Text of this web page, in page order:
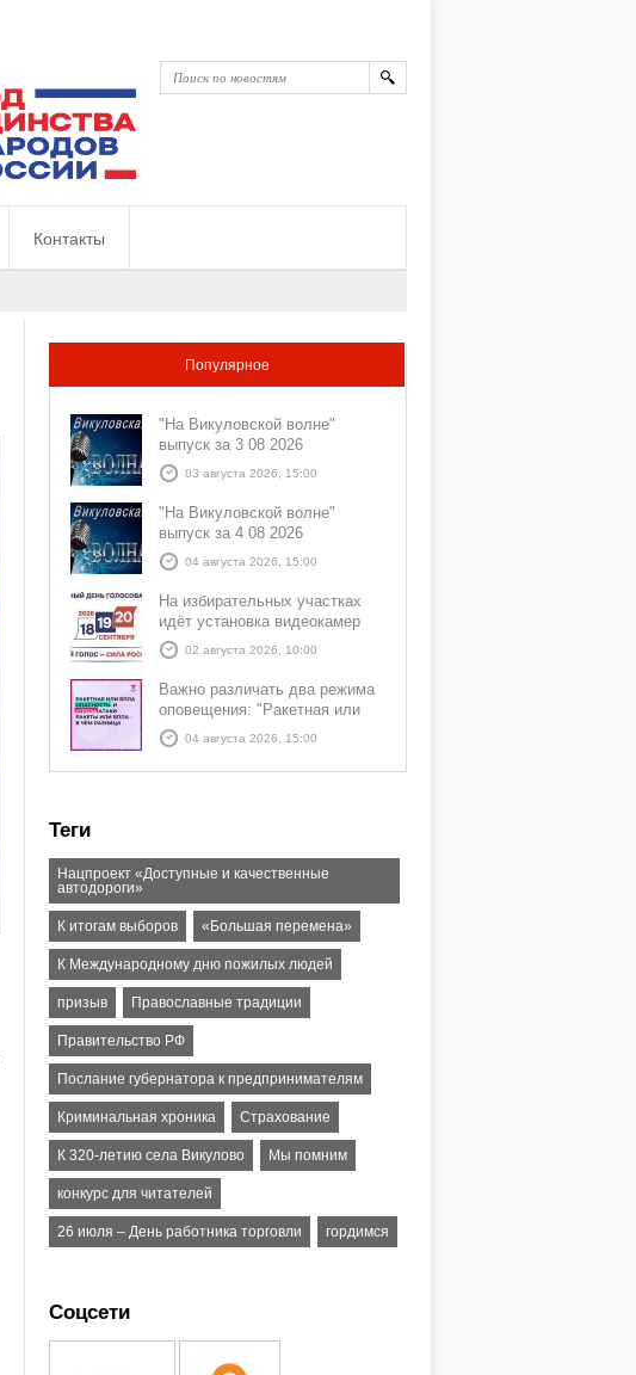
Контакты
Популярное
"На Викуловской волне"
выпуск за 3 08 2026
03 августа 2026, 15:00
"На Викуловской волне"
выпуск за 4 08 2026
04 августа 2026, 15:00
На избирательных участках
идёт установка видеокамер
02 августа 2026, 10:00
Важно различать два режима
оповещения: "Ракетная или
БПЛА опасность" и "Угроза
атаки ракеты или БПЛА"
04 августа 2026, 15:00
Теги
Нацпроект «Доступные и качественные
автодороги»
К итогам выборов «Большая перемена»
К Международному дню пожилых людей
призыв Православные традиции
Правительство РФ
Послание губернатора к предпринимателям
Криминальная хроника Страхование
К 320-летию села Викулово Мы помним
конкурс для читателей
26 июля – День работника торговли гордимся
Соцсети